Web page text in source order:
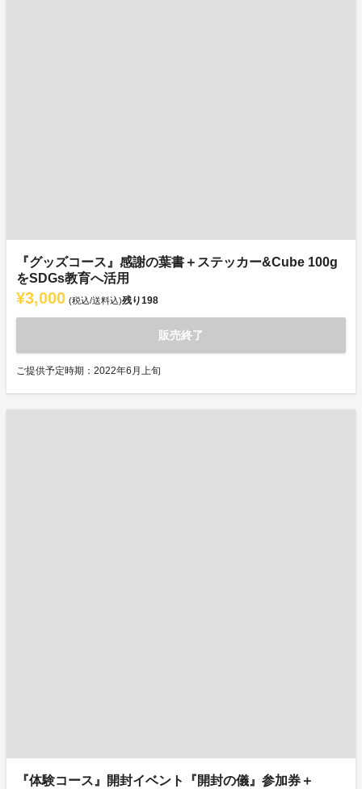
『グッズコース』感謝の葉書＋ステッカー&Cube 100g
をSDGs教育へ活用
¥3,000 (税込/送料込)残り198
販売終了
ご提供予定時期：2022年6月上旬
『体験コース』開封イベント『開封の儀』参加券＋